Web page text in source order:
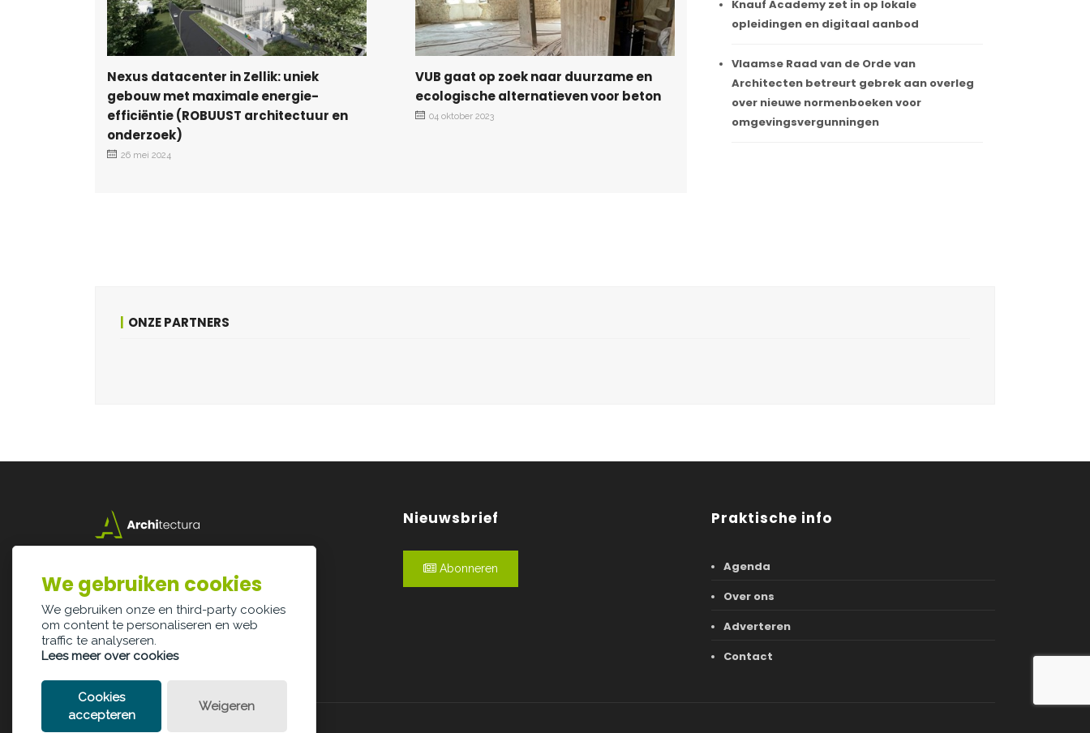
Nexus datacenter in Zellik: uniek
gebouw met maximale energie-
efficiëntie (ROBUUST architectuur en
onderzoek)
26 mei 2024
VUB gaat op zoek naar duurzame en
ecologische alternatieven voor beton
04 oktober 2023
12 mei 2023
Knauf Academy zet in op lokale
opleidingen en digitaal aanbod
Vlaamse Raad van de Orde van
Architecten betreurt gebrek aan overleg
over nieuwe normenboeken voor
omgevingsvergunningen
ONZE PARTNERS
3500 Hasselt
info@architectura.be
Nieuwsbrief
Abonneren
Praktische info
Agenda
Over ons
Adverteren
Contact
We gebruiken cookies
We gebruiken onze en third-party cookies
om content te personaliseren en web
traffic te analyseren.
Lees meer over cookies
Cookies
accepteren
Weigeren